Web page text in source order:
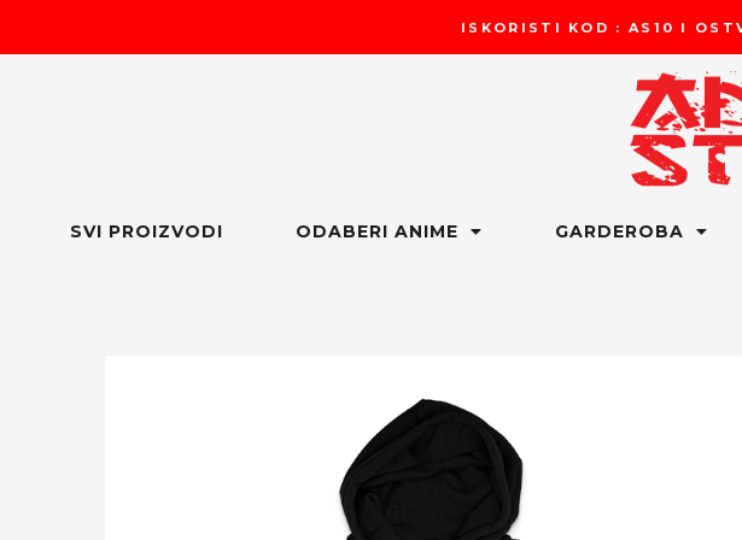
ISKORISTI KOD : AS10 I
SVI PROIZVODI ODABERI ANIME GARDEROBA